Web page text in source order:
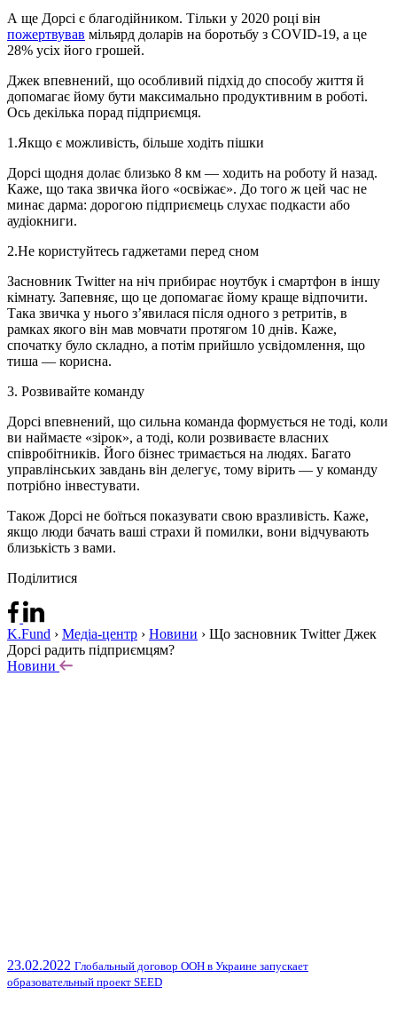
А ще Дорсі є благодійником. Тільки у 2020 році він
пожертвував мільярд доларів на боротьбу з COVID-19, а це
28% усіх його грошей.
Джек впевнений, що особливий підхід до способу життя й
допомагає йому бути максимально продуктивним в роботі.
Ось декілька порад підприємця.
1.Якщо є можливість, більше ходіть пішки
Дорсі щодня долає близько 8 км — ходить на роботу й назад.
Каже, що така звичка його «освіжає». До того ж цей час не
минає дарма: дорогою підприємець слухає подкасти або
аудіокниги.
2.Не користуйтесь гаджетами перед сном
Засновник Twitter на ніч прибирає ноутбук і смартфон в іншу
кімнату. Запевняє, що це допомагає йому краще відпочити.
Така звичка у нього з’явилася після одного з ретритів, в
рамках якого він мав мовчати протягом 10 днів. Каже,
спочатку було складно, а потім прийшло усвідомлення, що
тиша — корисна.
3. Розвивайте команду
Дорсі впевнений, що сильна команда формується не тоді, коли
ви наймаєте «зірок», а тоді, коли розвиваєте власних
співробітників. Його бізнес тримається на людях. Багато
управлінських завдань він делегує, тому вірить — у команду
потрібно інвестувати.
Також Дорсі не боїться показувати свою вразливість. Каже,
якщо люди бачать ваші страхи й помилки, вони відчувають
близькість з вами.
Поділитися
K.Fund › Медіа-центр › Новини › Що засновник Twitter Джек
Дорсі радить підприємцям?
Новини
23.02.2022 Глобальный договор ООН в Украине запускает
образовательный проект SEED